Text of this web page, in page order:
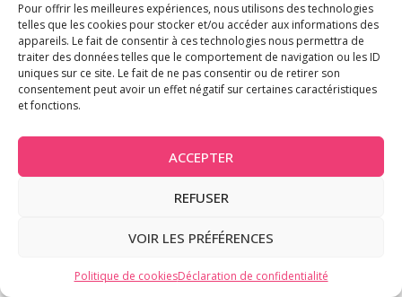
Pour offrir les meilleures expériences, nous utilisons des technologies
telles que les cookies pour stocker et/ou accéder aux informations des
appareils. Le fait de consentir à ces technologies nous permettra de
traiter des données telles que le comportement de navigation ou les ID
uniques sur ce site. Le fait de ne pas consentir ou de retirer son
consentement peut avoir un effet négatif sur certaines caractéristiques
et fonctions.
ACCEPTER
REFUSER
VOIR LES PRÉFÉRENCES
Politique de cookiesDéclaration de confidentialité
se défier autour de
questions funs, originales
et toujours accessibles.
En savoir plus